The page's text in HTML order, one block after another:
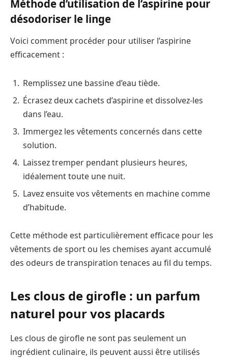
Méthode d’utilisation de l’aspirine pour
désodoriser le linge
Voici comment procéder pour utiliser l’aspirine
efficacement :
Remplissez une bassine d’eau tiède.
Écrasez deux cachets d’aspirine et dissolvez-les
dans l’eau.
Immergez les vêtements concernés dans cette
solution.
Laissez tremper pendant plusieurs heures,
idéalement toute une nuit.
Lavez ensuite vos vêtements en machine comme
d’habitude.
Cette méthode est particulièrement efficace pour les
vêtements de sport ou les chemises ayant accumulé
des odeurs de transpiration tenaces au fil du temps.
Les clous de girofle : un parfum
naturel pour vos placards
Les clous de girofle ne sont pas seulement un
ingrédient culinaire, ils peuvent aussi être utilisés